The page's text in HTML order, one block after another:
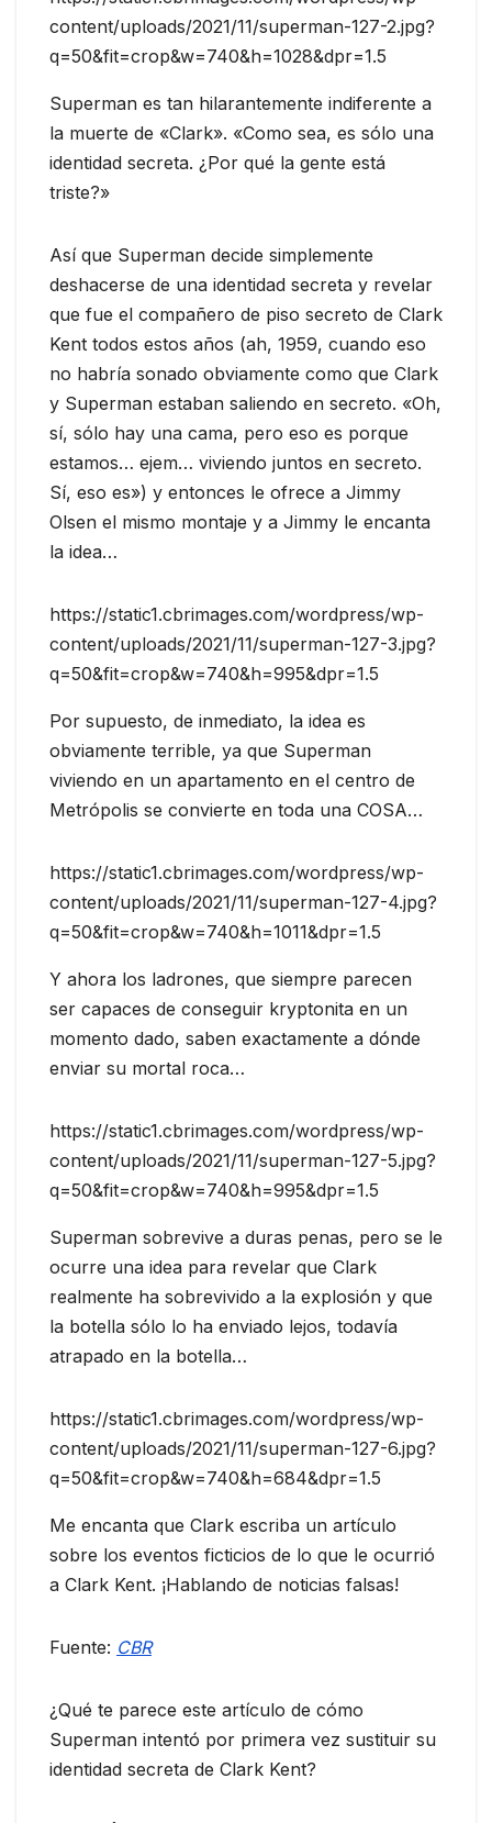
content/uploads/2021/11/superman-127-2.jpg?
q=50&fit=crop&w=740&h=1028&dpr=1.5
Superman es tan hilarantemente indiferente a
la muerte de «Clark». «Como sea, es sólo una
identidad secreta. ¿Por qué la gente está
triste?»
Así que Superman decide simplemente
deshacerse de una identidad secreta y revelar
que fue el compañero de piso secreto de Clark
Kent todos estos años (ah, 1959, cuando eso
no habría sonado obviamente como que Clark
y Superman estaban saliendo en secreto. «Oh,
sí, sólo hay una cama, pero eso es porque
estamos… ejem… viviendo juntos en secreto.
Sí, eso es») y entonces le ofrece a Jimmy
Olsen el mismo montaje y a Jimmy le encanta
la idea…
https://static1.cbrimages.com/wordpress/wp-
content/uploads/2021/11/superman-127-3.jpg?
q=50&fit=crop&w=740&h=995&dpr=1.5
Por supuesto, de inmediato, la idea es
obviamente terrible, ya que Superman
viviendo en un apartamento en el centro de
Metrópolis se convierte en toda una COSA…
https://static1.cbrimages.com/wordpress/wp-
content/uploads/2021/11/superman-127-4.jpg?
q=50&fit=crop&w=740&h=1011&dpr=1.5
Y ahora los ladrones, que siempre parecen
ser capaces de conseguir kryptonita en un
momento dado, saben exactamente a dónde
enviar su mortal roca…
https://static1.cbrimages.com/wordpress/wp-
content/uploads/2021/11/superman-127-5.jpg?
q=50&fit=crop&w=740&h=995&dpr=1.5
Superman sobrevive a duras penas, pero se le
ocurre una idea para revelar que Clark
realmente ha sobrevivido a la explosión y que
la botella sólo lo ha enviado lejos, todavía
atrapado en la botella…
https://static1.cbrimages.com/wordpress/wp-
content/uploads/2021/11/superman-127-6.jpg?
q=50&fit=crop&w=740&h=684&dpr=1.5
Me encanta que Clark escriba un artículo
sobre los eventos ficticios de lo que le ocurrió
a Clark Kent. ¡Hablando de noticias falsas!
Fuente: CBR
¿Qué te parece este artículo de cómo
Superman intentó por primera vez sustituir su
identidad secreta de Clark Kent?